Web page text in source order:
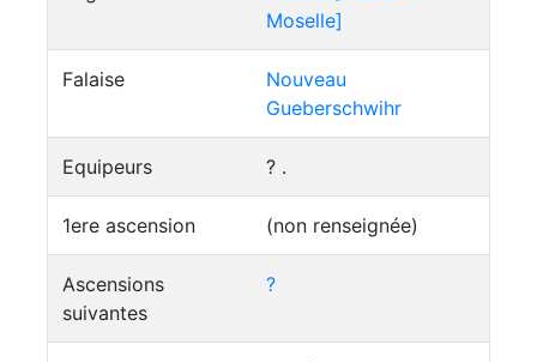
Moselle]
Falaise
Nouveau
Gueberschwihr
Equipeurs ? .
1ere ascension (non renseignée)
Ascensions
suivantes
?